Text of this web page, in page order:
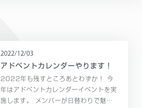
2022/12/03
アドベントカレンダーやります！
2022年も残すところあとわずか！ 今
年はアドベントカレンダーイベントを実
施します。 メンバーが日替わりで魅力